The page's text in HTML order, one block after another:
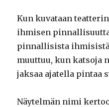
Kun kuvataan
ihmisen
pinnallisista
muuttuu, kun katsoja
jaksaa ajatella pintaa
Näytelmän nimi